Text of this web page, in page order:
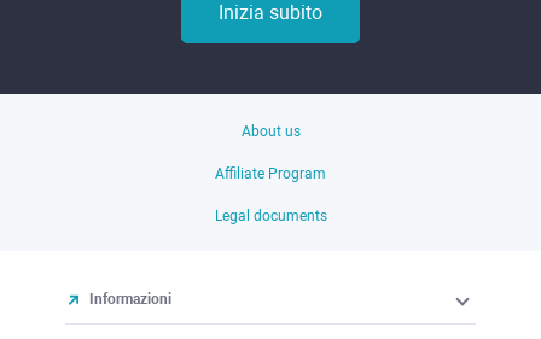
Inizia subito
About us
Affiliate Program
Legal documents
Informazioni